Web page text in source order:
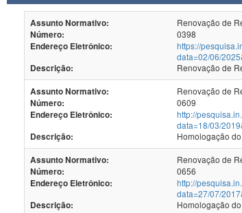
Assunto Normativo: Renovação de
Número:
0398
Endereço Eletrônico:
https://
data=02/06/
Descrição:
Renovação de
Assunto Normativo: Renovação de
Número:
0609
Endereço Eletrônico:
http://
data=18/03/
Descrição:
Homologação
Assunto Normativo: Renovação de
Número:
0656
Endereço Eletrônico:
http://
data=27/07/
Descrição:
Homologação